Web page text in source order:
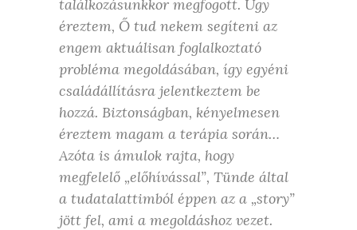
találkozásunkkor megfogott. Úgy
éreztem, Ő tud nekem segíteni az
engem aktuálisan foglalkoztató
probléma megoldásában, így egyéni
családállításra jelentkeztem be
hozzá. Biztonságban, kényelmesen
éreztem magam a terápia során…
Azóta is ámulok rajta, hogy
megfelelő „előhívással”, Tünde által
a tudatalattimból éppen az a „story”
jött fel, ami a megoldáshoz vezet.